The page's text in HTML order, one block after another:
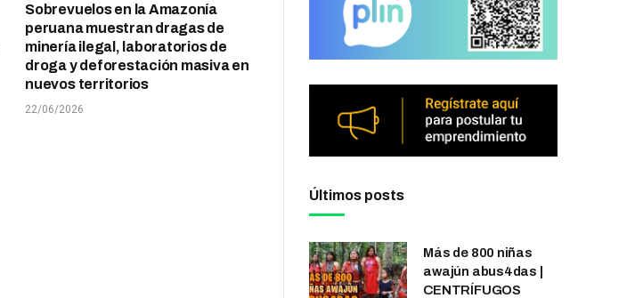
Sobrevuelos en la Amazonía
peruana muestran dragas de
minería ilegal, laboratorios de
droga y deforestación masiva en
nuevos territorios
22/06/2026
Últimos posts
Más de 800 niñas
awajún abus4das |
CENTRÍFUGOS